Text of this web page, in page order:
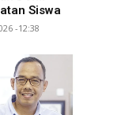
Siswa
-12:38